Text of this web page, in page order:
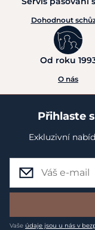
Dohodnout
Od roku
O nás
Přihlaste
Exkluzivní
Vaše údaje jsou u nás v